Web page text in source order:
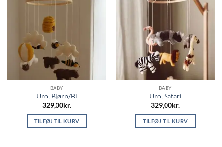
BABY
Uro, Bjørn/Bi
329,00kr.
TILFØJ TIL KURV
BABY
Uro, Safari
329,00kr.
TILFØJ TIL KURV